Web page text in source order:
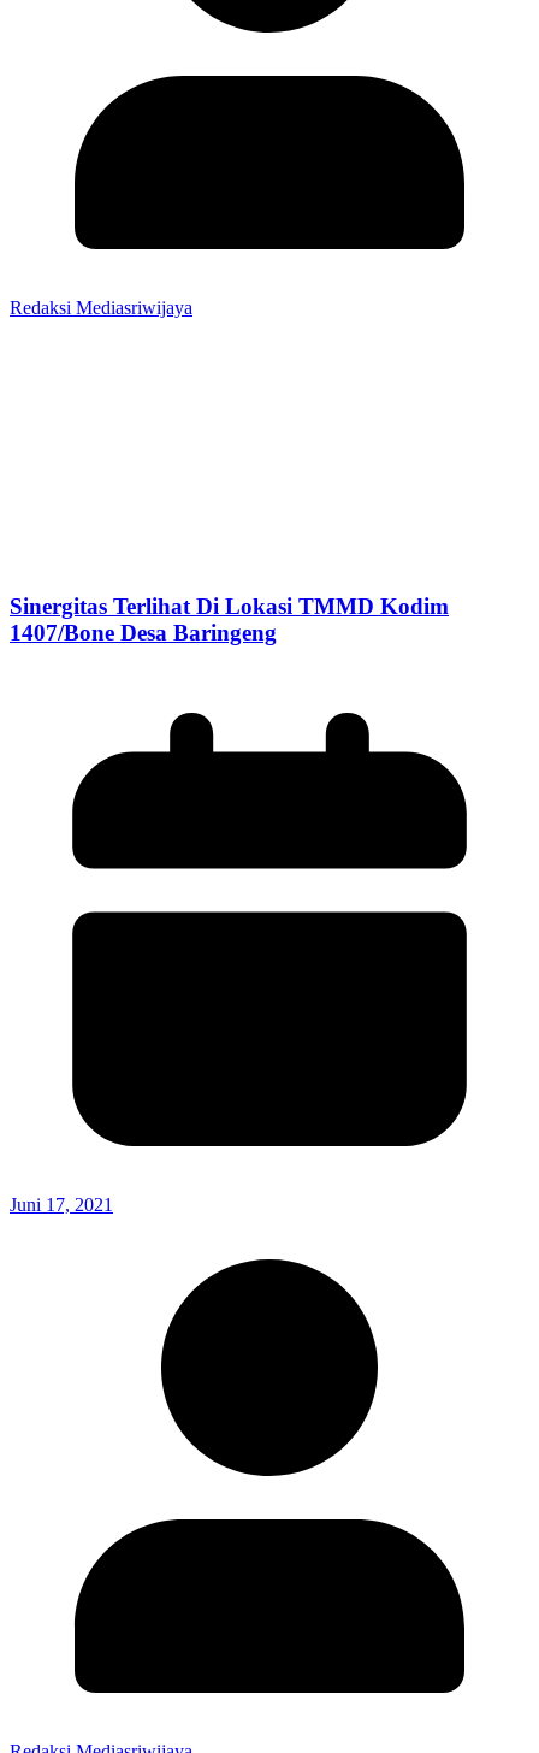
Redaksi Mediasriwijaya
Sinergitas Terlihat Di Lokasi TMMD Kodim
1407/Bone Desa Baringeng
Juni 17, 2021